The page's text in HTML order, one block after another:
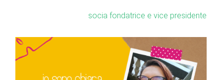
socia fondatrice e vice presidente